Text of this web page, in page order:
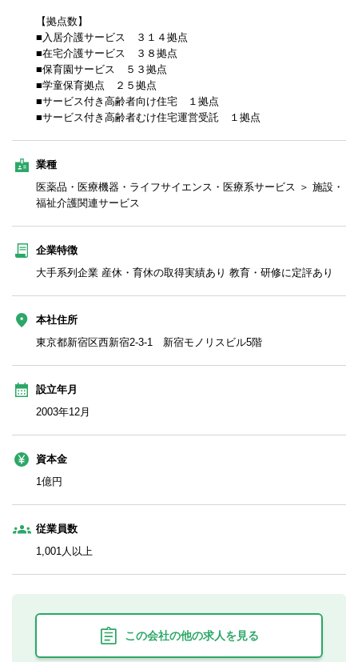
【拠点数】
■入居介護サービス ３１４拠点
■在宅介護サービス ３８拠点
■保育園サービス ５３拠点
■学童保育拠点 ２５拠点
■サービス付き高齢者向け住宅 １拠点
■サービス付き高齢者むけ住宅運営受託 １拠点
業種
医薬品・医療機器・ライフサイエンス・医療系サービス ＞ 施設・
福祉介護関連サービス
企業特徴
大手系列企業 産休・育休の取得実績あり 教育・研修に定評あり
本社住所
東京都新宿区西新宿2-3-1 新宿モノリスビル5階
設立年月
2003年12月
資本金
1億円
従業員数
1,001人以上
この会社の他の求人を見る